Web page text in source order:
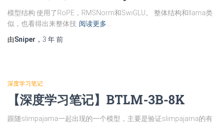
模型结构 使用了RoPE，RMSNorm和SwiGLU。 整体结构和llama类
似，也看得出来整体技 阅读更多…
由Sniper ， 3 年前
深度学习笔记
【深度学习笔记】BTLM-3B-8K
跟随slimpajama一起出现的一个模型，主要是验证slimpajama的有